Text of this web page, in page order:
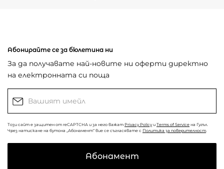
Абонирайте се за бюлетина ни
За да получавате най-новите ни оферти директно
на електронната си поща
Този сайт е защитен от reCAPTCHA и за него важат Privacy Policy и Terms of Service на Гугъл.
Чрез натискане на бутона „Абонамент“ вие се съгласявате с Политика за поверителност
Абонамент